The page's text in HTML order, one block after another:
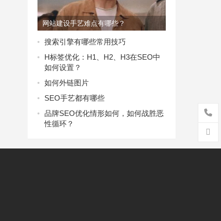
网站建设手艺难点有哪些？
搜索引擎有哪些常用技巧
H标签优化：H1、H2、H3在SEO中
如何设置？
如何外链图片
SEO手艺都有哪些
品牌SEO优化情形如何，如何战胜恶
性循环？